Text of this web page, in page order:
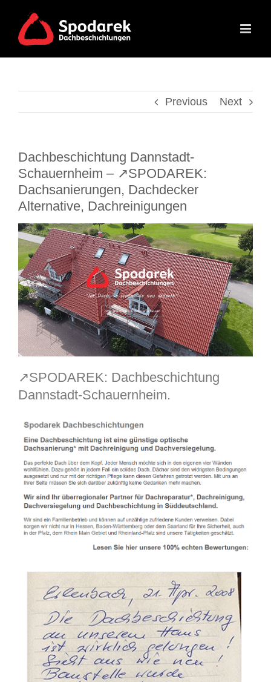
content
Previous Next
Dachbeschichtung Dannstadt-
Schauernheim – ↗️SPODAREK:
Dachsanierungen, Dachdecker
Alternative, Dachreinigungen
↗️SPODAREK: Dachbeschichtung
Dannstadt-Schauernheim.